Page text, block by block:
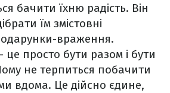
бачити їхню радість. Він
їм змістовні
враження.
просто бути разом і бути
не терпиться побачити
вдома. Це дійсно єдине,